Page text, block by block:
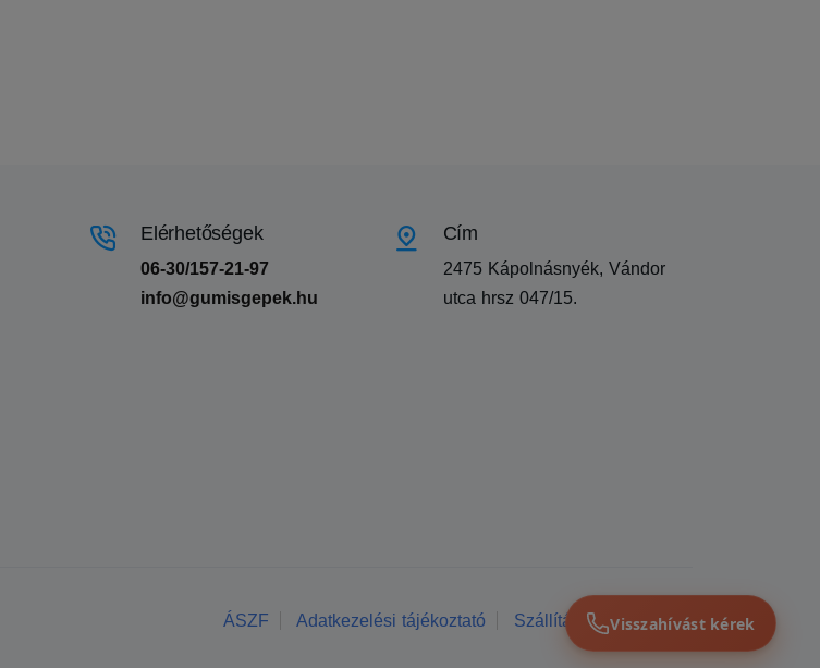
Elérhetőségek
06-30/157-21-97
info@gumisgepek.hu
Cím
2475 Kápolnásnyék, Vándor
utca hrsz 047/15.
ÁSZF Adatkezelési tájékoztató Szállítási feltételekVisszahívást kérek